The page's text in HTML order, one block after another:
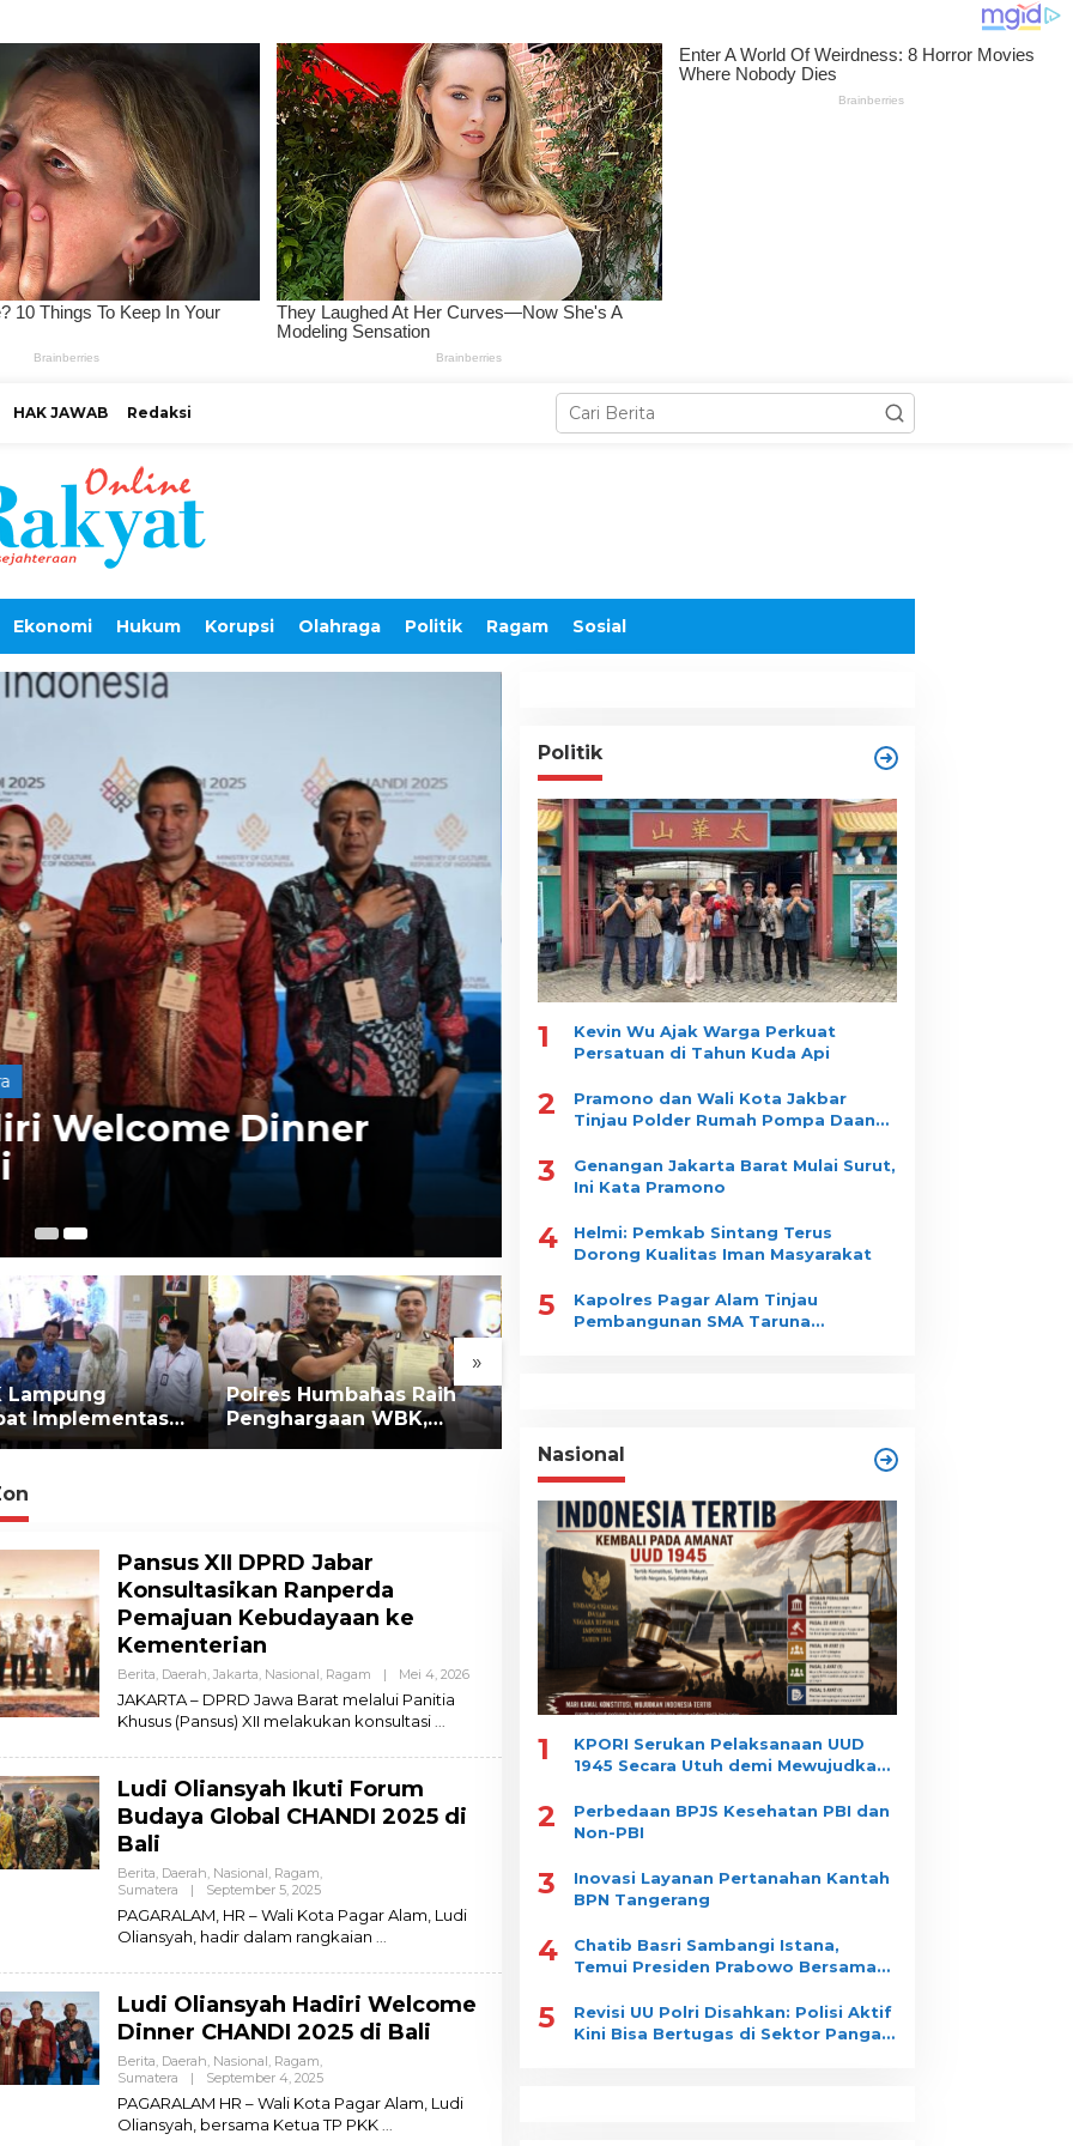
HAK JAWAB Redaksi
Ekonomi Hukum Korupsi Olahraga Politik Ragam Sosial
Welcome Dinner
Ludi Oliansyah Ikuti Forum
CHANDI 2025 di Bali
»
Lampung
Implementasi
Lampung
Polres Humbahas Raih
Penghargaan WBK,
dan Wisata
Lingkungan Lewat
Program Jelita
Pansus XII DPRD Jabar
Konsultasikan Ranperda
Pemajuan Kebudayaan ke
Kementerian
Berita, Daerah, Jakarta, Nasional, Ragam | Mei 4, 2026O
D
JAKARTA – DPRD Jawa Barat melalui Panitia
Khusus (Pansus) XII melakukan konsultasi
Ludi Oliansyah Ikuti Forum
Budaya Global CHANDI 2025 di
Bali
Berita, Daerah, Nasional, Ragam,
Sumatera
| September 5, 2025O
L
E
H
D
I
N
PAGARALAM, HR – Wali Kota Pagar Alam, Ludi
Oliansyah, hadir dalam rangkaian
Ludi Oliansyah Hadiri Welcome
Dinner CHANDI 2025 di Bali
Berita, Daerah, Nasional, Ragam,
Sumatera
| September 4, 2025O
E
H
PAGARALAM HR – Wali Kota Pagar Alam, Ludi
Oliansyah, bersama Ketua TP PKK
Politik
1
Kevin Wu Ajak Warga Perkuat
Persatuan di Tahun Kuda Api
2
Pramono dan Wali Kota Jakbar
Tinjau Polder Rumah Pompa Daan
3
Genangan Jakarta Barat Mulai Surut,
Ini Kata Pramono
4
Helmi: Pemkab Sintang Terus
Dorong Kualitas Iman Masyarakat
5
Kapolres Pagar Alam Tinjau
Pembangunan SMA Taruna
Nasional
1
KPORI Serukan Pelaksanaan UUD
1945 Secara Utuh demi Mewujudkan
2
Perbedaan BPJS Kesehatan PBI dan
Non-PBI
3
Inovasi Layanan Pertanahan Kantah
BPN Tangerang
4
Chatib Basri Sambangi Istana,
Temui Presiden Prabowo Bersama
5
Revisi UU Polri Disahkan: Polisi Aktif
Kini Bisa Bertugas di Sektor Pangan